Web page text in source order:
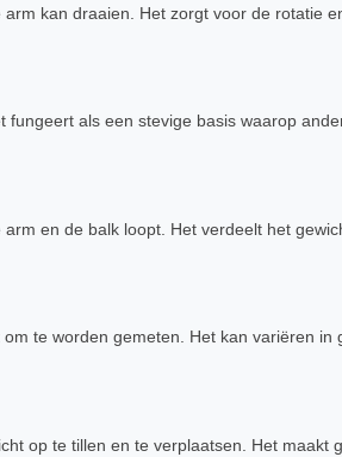
kan draaien. Het zorgt voor de rotatie
als een stevige basis waarop
en de balk loopt. Het verdeelt het
te worden gemeten. Het kan variëren in
op te tillen en te verplaatsen. Het maakt